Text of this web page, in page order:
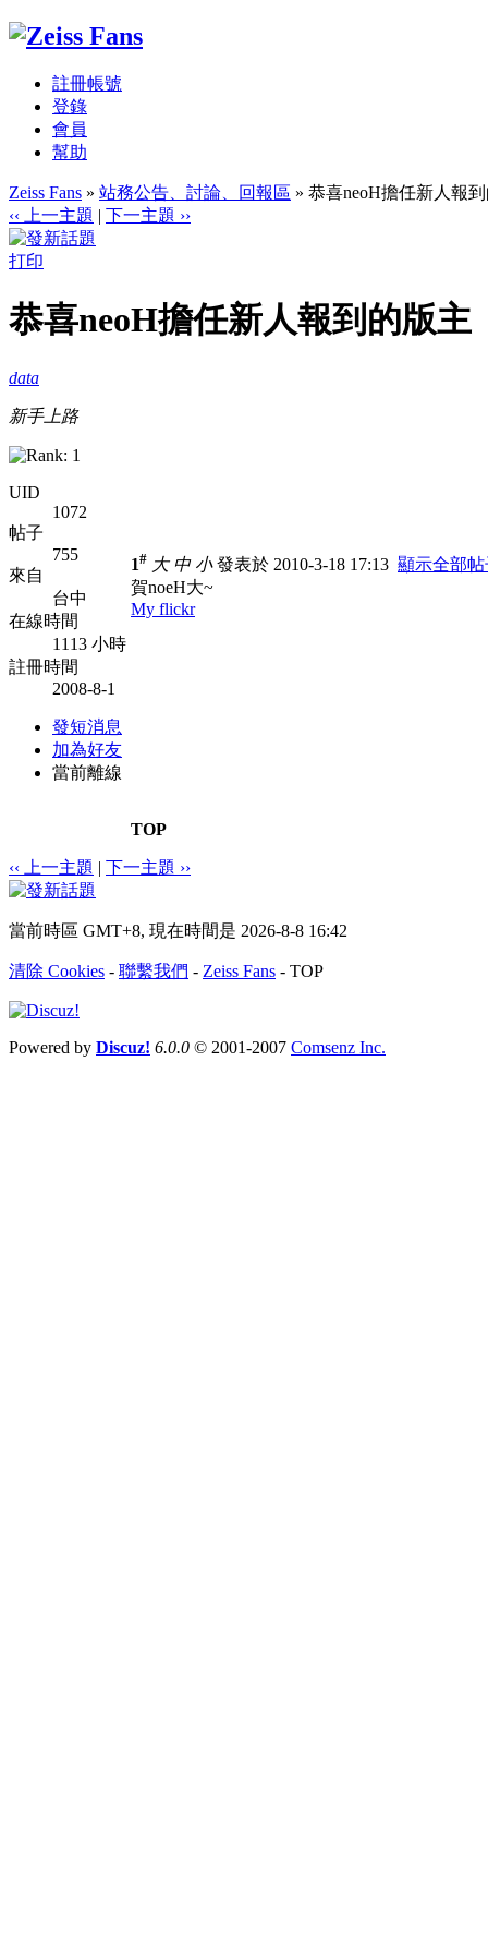
註冊帳號
登錄
會員
幫助
Zeiss Fans » 站務公告、討論、回報區 » 恭喜neoH擔任新人報
‹‹ 上一主題 | 下一主題 ››
打印
恭喜neoH擔任新人報到的版主
data
新手上路
UID
1072
帖子
755
來自
台中
在線時間
1113 小時
註冊時間
2008-8-1
發短消息
加為好友
當前離線
1# 大 中 小發表於 2010-3-18 17:13 顯示全部帖
賀noeH大~
My flickr
TOP
‹‹ 上一主題 | 下一主題 ››
當前時區 GMT+8, 現在時間是 2026-8-8 16:42
清除 Cookies - 聯繫我們 - Zeiss Fans - TOP
Powered by Discuz! 6.0.0 © 2001-2007 Comsenz Inc.